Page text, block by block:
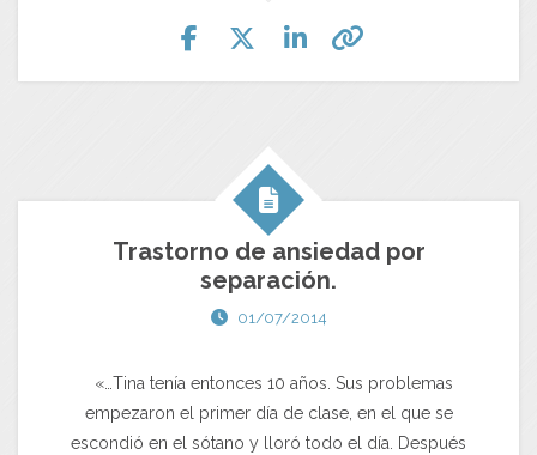
Trastorno de ansiedad por
separación.
01/07/2014
«…Tina tenía entonces 10 años. Sus problemas
empezaron el primer día de clase, en el que se
escondió en el sótano y lloró todo el día. Después